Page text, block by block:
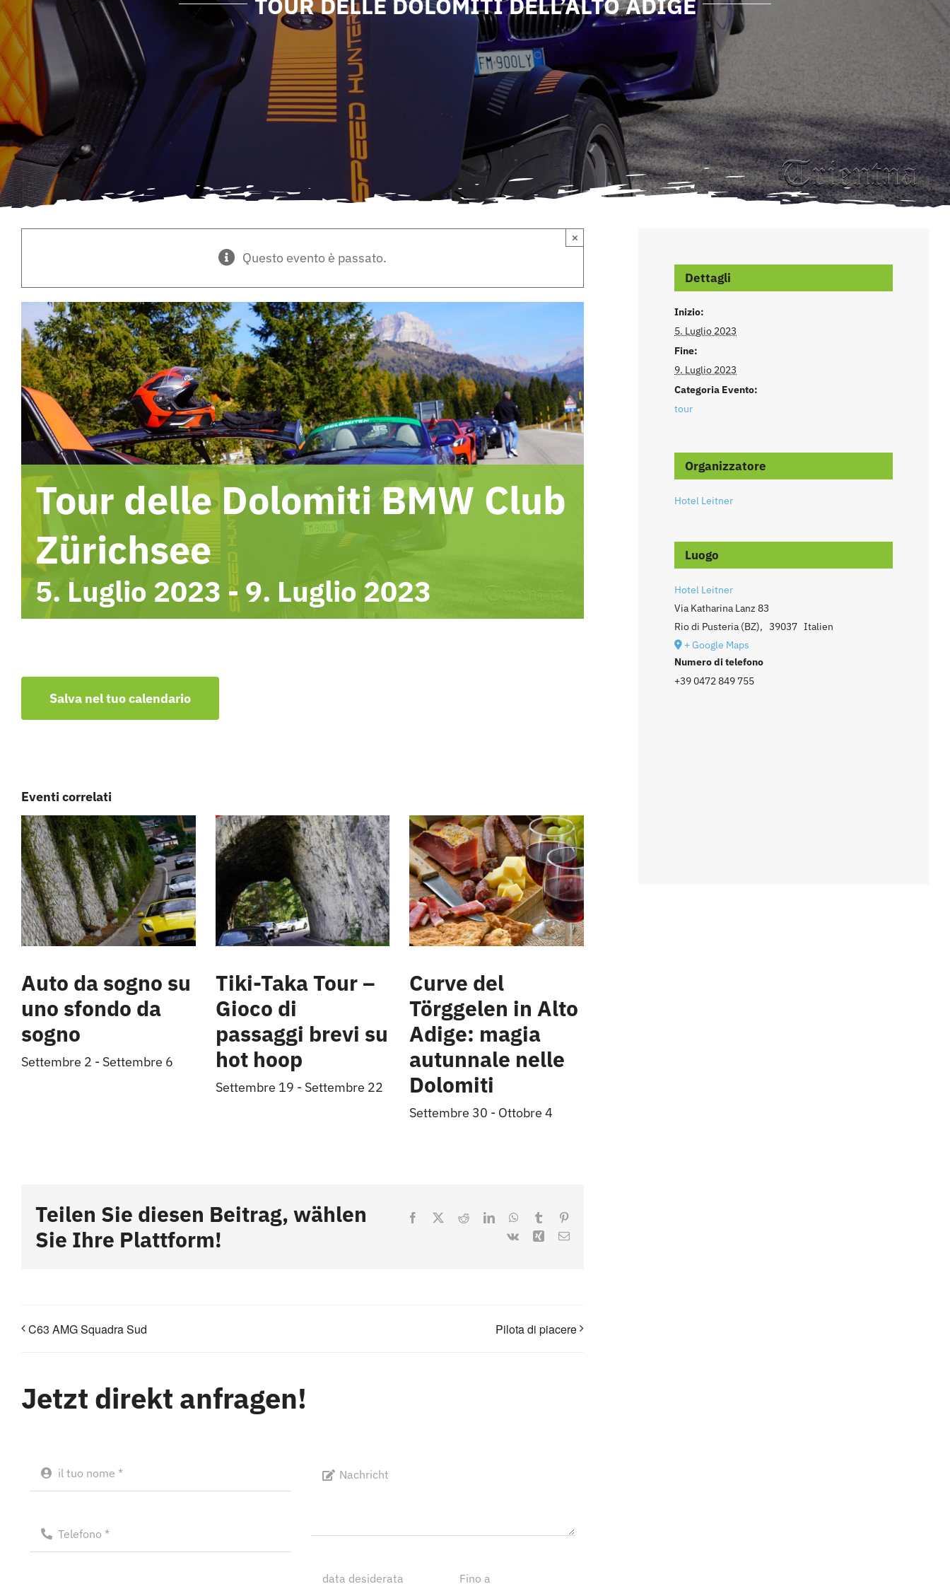
Questo evento è passato.
×
Tour delle Dolomiti BMW Club
Zürichsee
5. Luglio 2023 -9. Luglio 2023
Salva nel tuo calendario
Eventi correlati
Auto da sogno su
uno sfondo da
sogno
Settembre 2 - Settembre 6
Tiki-Taka Tour –
Gioco di
passaggi brevi su
hot hoop
Settembre 19 - Settembre 22
Curve del
Törggelen in Alto
Adige: magia
autunnale nelle
Dolomiti
Settembre 30 - Ottobre 4
Teilen Sie diesen Beitrag, wählen
Sie Ihre Plattform!
Facebook RedditLinkedInWhatsApp
Tumblr
Vk
Xing Email
C63 AMG Squadra Sud Pilota di piacere
Jetzt direkt anfragen!
Dettagli
Inizio:
5. Luglio 2023
Fine:
9. Luglio 2023
Categoria Evento:
tour
Organizzatore
Hotel Leitner
Luogo
Hotel Leitner
Via Katharina Lanz 83
Rio di Pusteria (BZ), 39037 Italien
+ Google Maps
Numero di telefono
+39 0472 849 755